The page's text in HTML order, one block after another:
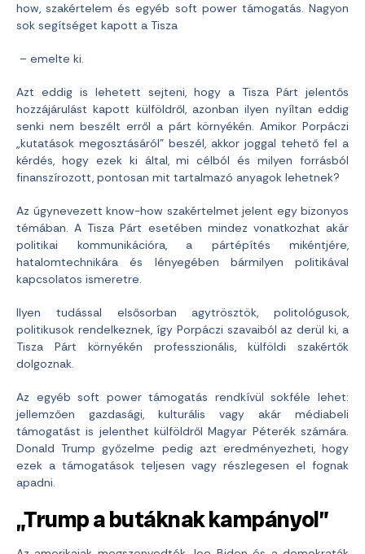
how, szakértelem és egyéb soft power támogatás. Nagyon
sok segítséget kapott a Tisza
– emelte ki.
Azt eddig is lehetett sejteni, hogy a Tisza Párt jelentős
hozzájárulást kapott külföldről, azonban ilyen nyíltan eddig
senki nem beszélt erről a párt környékén. Amikor Porpáczi
„kutatások megosztásáról” beszél, akkor joggal tehető fel a
kérdés, hogy ezek ki által, mi célból és milyen forrásból
finanszírozott, pontosan mit tartalmazó anyagok lehetnek?
Az úgynevezett know-how szakértelmet jelent egy bizonyos
témában. A Tisza Párt esetében mindez vonatkozhat akár
politikai kommunikációra, a pártépítés mikéntjére,
hatalomtechnikára és lényegében bármilyen politikával
kapcsolatos ismeretre.
Ilyen tudással elsősorban agytrösztök, politológusok,
politikusok rendelkeznek, így Porpáczi szavaiból az derül ki, a
Tisza Párt környékén professzionális, külföldi szakértők
dolgoznak.
Az egyéb soft power támogatás rendkívül sokféle lehet:
jellemzően gazdasági, kulturális vagy akár médiabeli
támogatást is jelenthet külföldről Magyar Péterék számára.
Donald Trump győzelme pedig azt eredményezheti, hogy
ezek a támogatások teljesen vagy részlegesen el fognak
apadni.
„Trump a butáknak kampányol”